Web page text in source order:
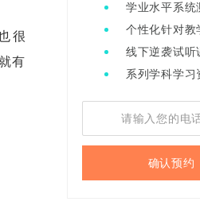
很
有
学业水平系统
个性化针对教
线下逆袭试听
系列学科学习
确认预约